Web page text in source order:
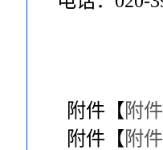
附件【 附
附件【 附